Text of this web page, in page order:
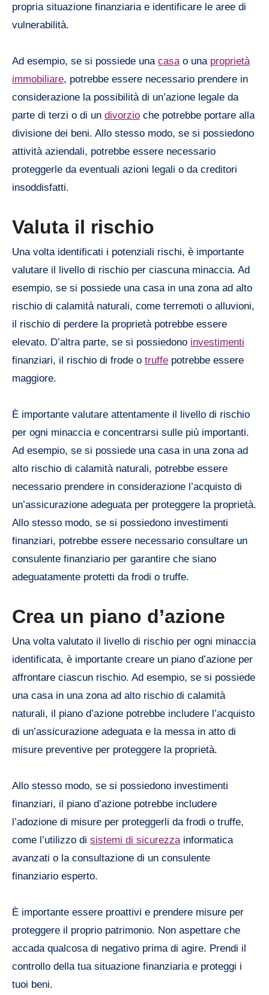
propria situazione finanziaria e identificare le aree di
vulnerabilità.
Ad esempio, se si possiede una casa o una proprietà
immobiliare, potrebbe essere necessario prendere in
considerazione la possibilità di un’azione legale da
parte di terzi o di un divorzio che potrebbe portare alla
divisione dei beni. Allo stesso modo, se si possiedono
attività aziendali, potrebbe essere necessario
proteggerle da eventuali azioni legali o da creditori
insoddisfatti.
Valuta il rischio
Una volta identificati i potenziali rischi, è importante
valutare il livello di rischio per ciascuna minaccia. Ad
esempio, se si possiede una casa in una zona ad alto
rischio di calamità naturali, come terremoti o alluvioni,
il rischio di perdere la proprietà potrebbe essere
elevato. D’altra parte, se si possiedono investimenti
finanziari, il rischio di frode o truffe potrebbe essere
maggiore.
È importante valutare attentamente il livello di rischio
per ogni minaccia e concentrarsi sulle più importanti.
Ad esempio, se si possiede una casa in una zona ad
alto rischio di calamità naturali, potrebbe essere
necessario prendere in considerazione l’acquisto di
un’assicurazione adeguata per proteggere la proprietà.
Allo stesso modo, se si possiedono investimenti
finanziari, potrebbe essere necessario consultare un
consulente finanziario per garantire che siano
adeguatamente protetti da frodi o truffe.
Crea un piano d’azione
Una volta valutato il livello di rischio per ogni minaccia
identificata, è importante creare un piano d’azione per
affrontare ciascun rischio. Ad esempio, se si possiede
una casa in una zona ad alto rischio di calamità
naturali, il piano d’azione potrebbe includere l’acquisto
di un’assicurazione adeguata e la messa in atto di
misure preventive per proteggere la proprietà.
Allo stesso modo, se si possiedono investimenti
finanziari, il piano d’azione potrebbe includere
l’adozione di misure per proteggerli da frodi o truffe,
come l’utilizzo di sistemi di sicurezzainformatica
avanzati o la consultazione di un consulente
finanziario esperto.
È importante essere proattivi e prendere misure per
proteggere il proprio patrimonio. Non aspettare che
accada qualcosa di negativo prima di agire. Prendi il
controllo della tua situazione finanziaria e proteggi i
tuoi beni.